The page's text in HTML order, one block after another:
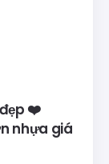
❤️
nhựa giá